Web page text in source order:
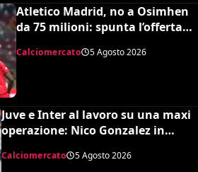
Atletico Madrid, no a Osimhen
da 75 milioni: spunta l’offerta
del Tottenham
Calciomercato 5 Agosto 2026
Juve e Inter al lavoro su una maxi
operazione: Nico Gonzalez in
nerazzurro, Frattesi a Torino
Calciomercato 5 Agosto 2026